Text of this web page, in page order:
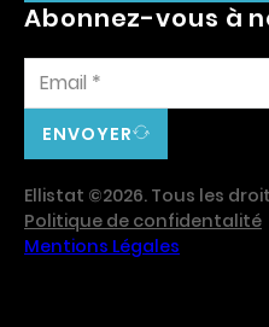
Abonnez-vous à
ENVOYER
Ellistat ©2026. Tous les
Politique de confidentalité
Mentions Légales